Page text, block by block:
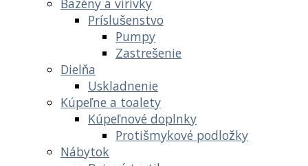
Bazény a vírivky
Príslušenstvo
Pumpy
Zastrešenie
Dielňa
Uskladnenie
Kúpeľne a toalety
Kúpeľnové doplnky
Protišmykové podložky
Nábytok